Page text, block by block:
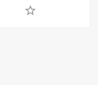
star_border